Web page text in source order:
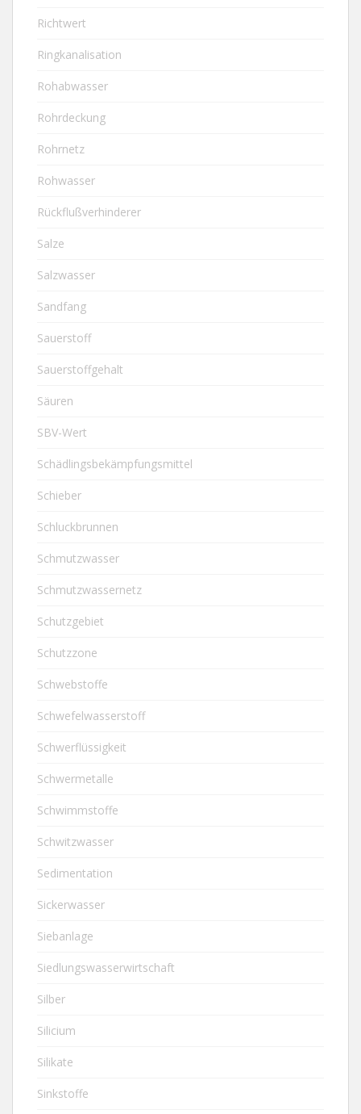
Richtwert
Ringkanalisation
Rohabwasser
Rohrdeckung
Rohrnetz
Rohwasser
Rückflußverhinderer
Salze
Salzwasser
Sandfang
Sauerstoff
Sauerstoffgehalt
Säuren
SBV-Wert
Schädlingsbekämpfungsmittel
Schieber
Schluckbrunnen
Schmutzwasser
Schmutzwassernetz
Schutzgebiet
Schutzzone
Schwebstoffe
Schwefelwasserstoff
Schwerflüssigkeit
Schwermetalle
Schwimmstoffe
Schwitzwasser
Sedimentation
Sickerwasser
Siebanlage
Siedlungswasserwirtschaft
Silber
Silicium
Silikate
Sinkstoffe